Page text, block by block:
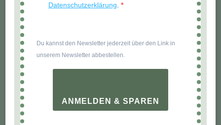
Datenschutzerklärung
Du kannst den Newsletter jederzeit über den Link in
unserem Newsletter abbestellen.
ANMELDEN & SPAREN